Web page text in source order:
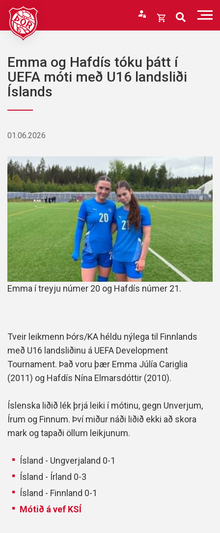
Fara
efni
Opna
Karfan þín
Karfan er tóm.
Emma og Hafdís tóku þátt í
UEFA móti með U16 landsliði
Íslands
01.06.2026
Emma í treyju númer 20 og Hafdís númer 21.
Tveir leikmenn Þórs/KA héldu nýlega til Finnlands
með U16 landsliðinu á UEFA Development
Tournament. Það voru þær Emma Júlía Cariglia
(2011) og Hafdís Nína Elmarsdóttir (2010).
Íslenska liðið lék þrjá leiki í mótinu, gegn Unverjum,
Írum og Finnum. Því miður náði liðið ekki að skora
mark og tapaði öllum leikjunum.
Ísland - Ungverjaland 0-1
Ísland - Írland 0-3
Ísland - Finnland 0-1
Mótið á vef KSÍ